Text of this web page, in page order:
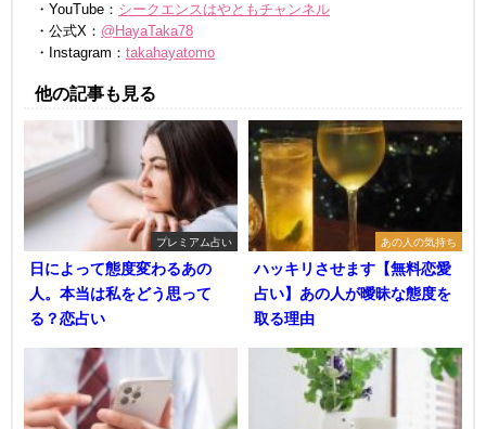
・YouTube： シークエンスはやともチャンネル
・公式X： @HayaTaka78
・Instagram： takahayatomo
他の記事も見る
プレミアム占い
日によって態度変わるあの
人。本当は私をどう思って
る？恋占い
あの人の気持ち
ハッキリさせます【無料恋愛
占い】あの人が曖昧な態度を
取る理由